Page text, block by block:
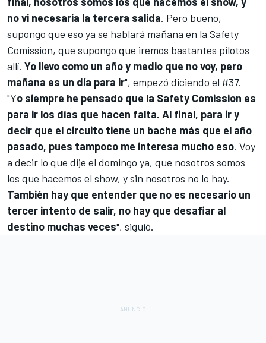
no vi necesaria la tercera salida. Pero bueno,
supongo que eso ya se hablará mañana en la Safety
Comission, que supongo que iremos bastantes pilotos
allí. Yo llevo como un año y medio que no voy, pero
mañana es un día para ir", empezó diciendo el #37.
"Yo siempre he pensado que la Safety Comission es
para ir los días que hacen falta. Al final, para ir y
decir que el circuito tiene un bache más que el año
pasado, pues tampoco me interesa mucho eso. Voy
a decir lo que dije el domingo ya, que nosotros somos
los que hacemos el show, y sin nosotros no lo hay.
También hay que entender que no es necesario un
tercer intento de salir, no hay que desafiar al
destino muchas veces", siguió.